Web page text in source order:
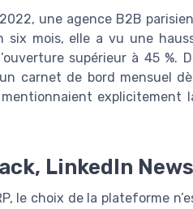
une agence B2B
mois, elle a vu une
supérieur à 45 %.
carnet de bord mensuel
explicitement
LinkedIn
le choix de la plateforme